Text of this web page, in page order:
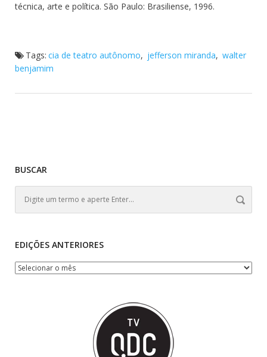
técnica, arte e política. São Paulo: Brasiliense, 1996.
Tags: cia de teatro autônomo, jefferson miranda, walter
benjamim
BUSCAR
EDIÇÕES ANTERIORES